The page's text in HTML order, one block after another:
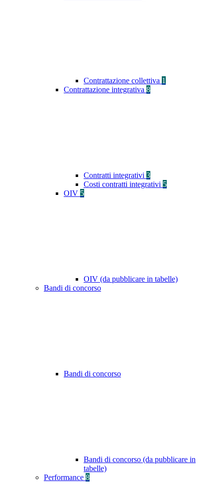
Contrattazione collettiva 1
Contrattazione integrativa 8
Contratti integrativi 3
Costi contratti integrativi 5
OIV 5
OIV (da pubblicare in tabelle)
Bandi di concorso
Bandi di concorso
Bandi di concorso (da pubblicare in
tabelle)
Performance 8